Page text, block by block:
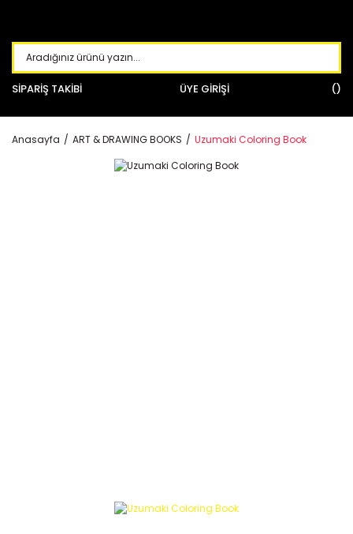
SİPARİŞ TAKİBİ ÜYE GİRİŞİ
Anasayfa ART & DRAWING BOOKS Uzumaki Coloring Book